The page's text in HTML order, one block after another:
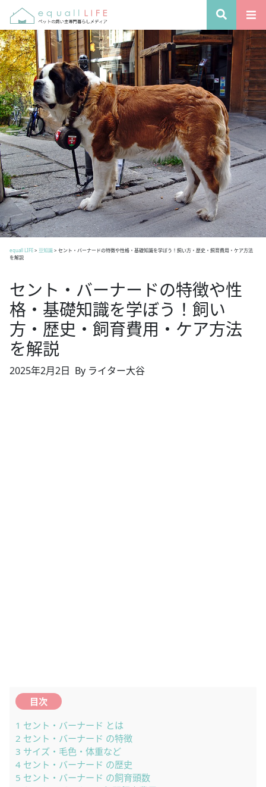
equall LIFE> 豆知識> セント・バーナードの特徴や性格・基礎知識を学ぼう！飼い方・歴史・飼育費用・ケア方法
を解説
セント・バーナードの特徴や性
格・基礎知識を学ぼう！飼い
方・歴史・飼育費用・ケア方法
を解説
2025年2月2日 By ライター大谷
目次
1 セント・バーナード とは
2 セント・バーナード の特徴
3 サイズ・毛色・体重など
4 セント・バーナード の歴史
5 セント・バーナード の飼育頭数